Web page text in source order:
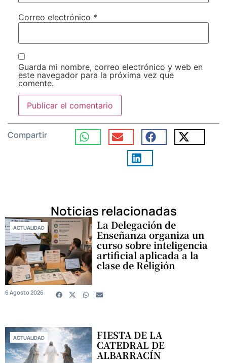
Correo electrónico *
Guarda mi nombre, correo electrónico y web en
este navegador para la próxima vez que
comente.
Compartir
Noticias relacionadas
ACTUALIDAD La Delegación de
Enseñanza organiza un
curso sobre inteligencia
artificial aplicada a la
clase de Religión
6 Agosto 2026
ACTUALIDAD FIESTA DE LA
CATEDRAL DE
ALBARRACÍN